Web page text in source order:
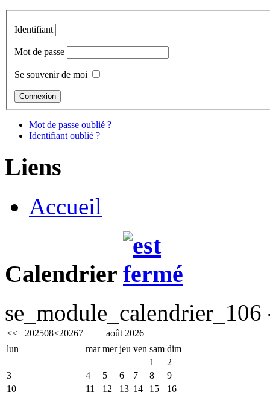
Identifiant
Mot de passe
Se souvenir de moi
Mot de passe oublié ?
Identifiant oublié ?
Liens
Accueil
Calendrier
<< 202508<20267
août 2026
lun
mar mer jeu ven sam dim
1
2
3
4 5 6 7 8
9
10
11 12 13 14 15
16